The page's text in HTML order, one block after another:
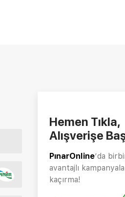
Hemen Tıkla,
Alışverişe
PınarOnline’da
avantajlı
kaçırma!